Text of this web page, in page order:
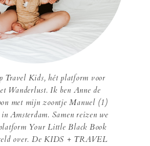
Travel Kids, hét platform voor
Wanderlust. Ik ben Anne de
met mijn zoontje Manuel (1)
Amsterdam. Samen reizen we
Your Little Black Book
over. De KIDS + TRAVEL